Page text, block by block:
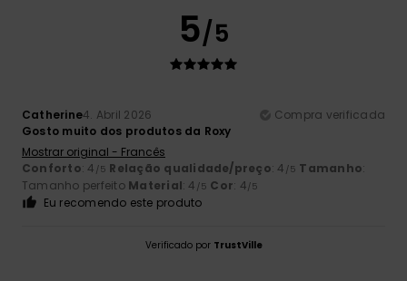
5/5
Catherine4. Abril 2026
Compra verificada
Gosto muito dos produtos da Roxy
Mostrar original - Francês
Conforto: 4 /5 Relação qualidade/preço: 4 /5 Tamanho:
Tamanho perfeito Material: 4 /5 Cor: 4/5
Eu recomendo este produto
Verificado por TrustVille